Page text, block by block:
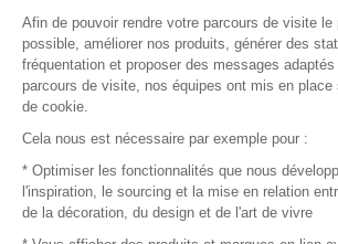
Plan du site
© 2016 –Organisation
Recrutement
Afin de pouvoir rendre votre parcours de visite le
possible, améliorer nos produits, générer des
fréquentation et proposer des messages
parcours de visite, nos équipes ont mis en
de cookie.
Cela nous est nécessaire par exemple pour :
* Optimiser les fonctionnalités que nous
l'inspiration, le sourcing et la mise en relation
de la décoration, du design et de l'art de vivre